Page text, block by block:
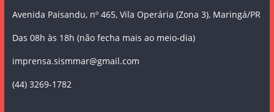
Avenida Paisandu, nº 465, Vila Operária (Zona 3), Maringá/PR
Das 08h às 18h (não fecha mais ao meio-dia)
imprensa.sismmar@gmail.com
(44) 3269-1782